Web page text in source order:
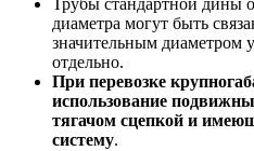
диаметра могут быть
значительным диаметром
отдельно.
При перевозке
использование
тягачом сцепкой и
систему.